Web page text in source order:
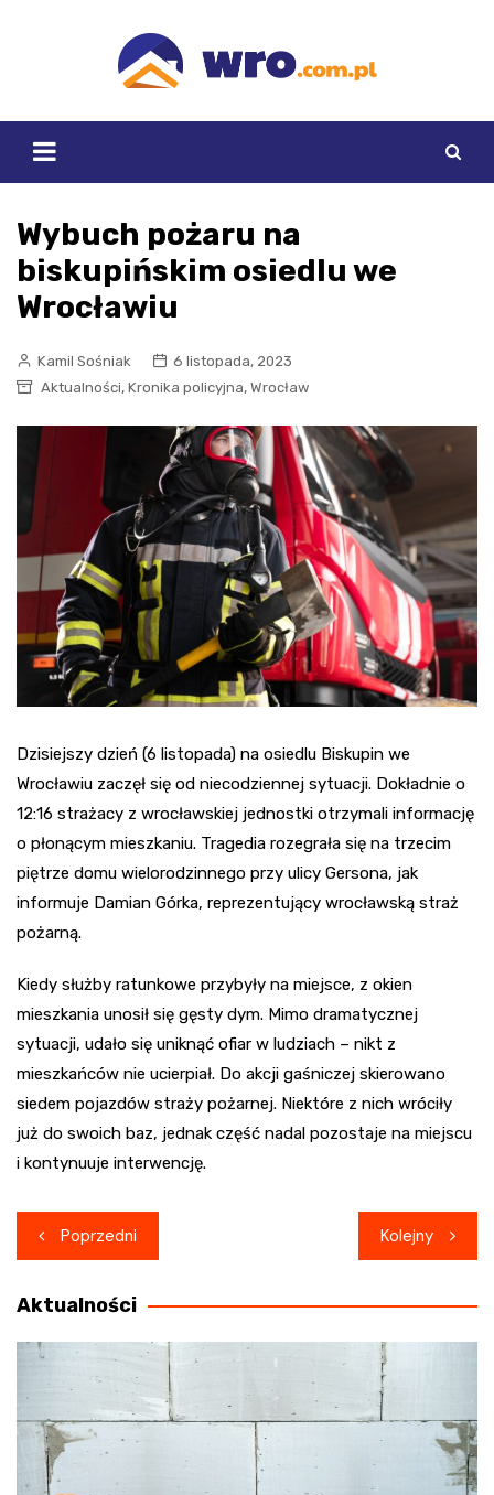
Wybuch pożaru na
biskupińskim osiedlu we
Wrocławiu
Kamil Sośniak
6 listopada, 2023
Aktualności, Kronika policyjna, Wrocław
Dzisiejszy dzień (6 listopada) na osiedlu Biskupin we
Wrocławiu zaczęł się od niecodziennej sytuacji. Dokładnie o
12:16 strażacy z wrocławskiej jednostki otrzymali informację
o płonącym mieszkaniu. Tragedia rozegrała się na trzecim
piętrze domu wielorodzinnego przy ulicy Gersona, jak
informuje Damian Górka, reprezentujący wrocławską straż
pożarną.
Kiedy służby ratunkowe przybyły na miejsce, z okien
mieszkania unosił się gęsty dym. Mimo dramatycznej
sytuacji, udało się uniknąć ofiar w ludziach – nikt z
mieszkańców nie ucierpiał. Do akcji gaśniczej skierowano
siedem pojazdów straży pożarnej. Niektóre z nich wróciły
już do swoich baz, jednak część nadal pozostaje na miejscu
i kontynuuje interwencję.
Nawigacja
wpisu
Poprzedni Kolejny
Aktualności